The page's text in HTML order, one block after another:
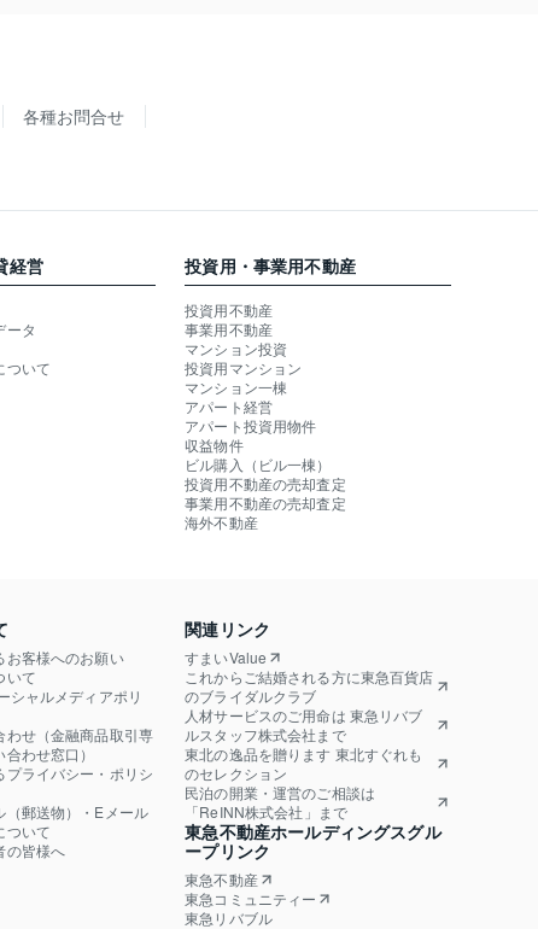
各種お問合せ
経営
ータ
ついて
投資用・事業用不動産
投資用不動産
事業用不動産
マンション投資
投資用マンション
マンション一棟
アパート経営
アパート投資用物件
収益物件
ビル購入（ビル一棟）
投資用不動産の売却査定
事業用不動産の売却査定
海外不動産
お客様へのお願い
いて
シャルメディアポリ
わせ（金融商品取引専
わせ窓口）
プライバシー・ポリシ
（郵送物）・Eメール
ついて
の皆様へ
関連リンク
すまいValue
これからご結婚される方に東急百貨店
のブライダルクラブ
人材サービスのご用命は 東急リバブ
ルスタッフ株式会社まで
東北の逸品を贈ります 東北すぐれも
のセレクション
民泊の開業・運営のご相談は
「ReINN株式会社」まで
東急不動産ホールディングスグル
ープリンク
東急不動産
東急コミュニティー
東急リバブル